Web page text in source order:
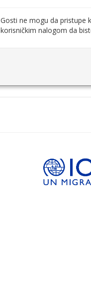
Gosti ne mogu da pristupe
korisničkim nalogom da